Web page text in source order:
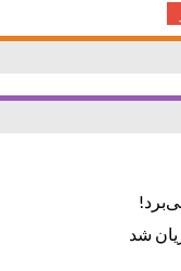
شد